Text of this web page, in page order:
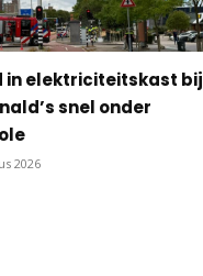
in elektriciteitskast bij
snel onder
2026